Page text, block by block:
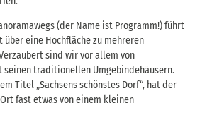
(der Name ist Programm!) führt
über eine Hochfläche zu mehreren
sind wir vor allem von
traditionellen Umgebindehäusern.
Titel „Sachsens schönstes Dorf“, hat der
fast etwas von einem kleinen